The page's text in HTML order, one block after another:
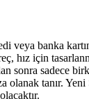
veya banka
hız için
sonra sadece
olanak tanır.